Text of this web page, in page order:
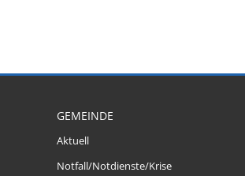
GEMEINDE
Aktuell
Notfall/Notdienste/Krise